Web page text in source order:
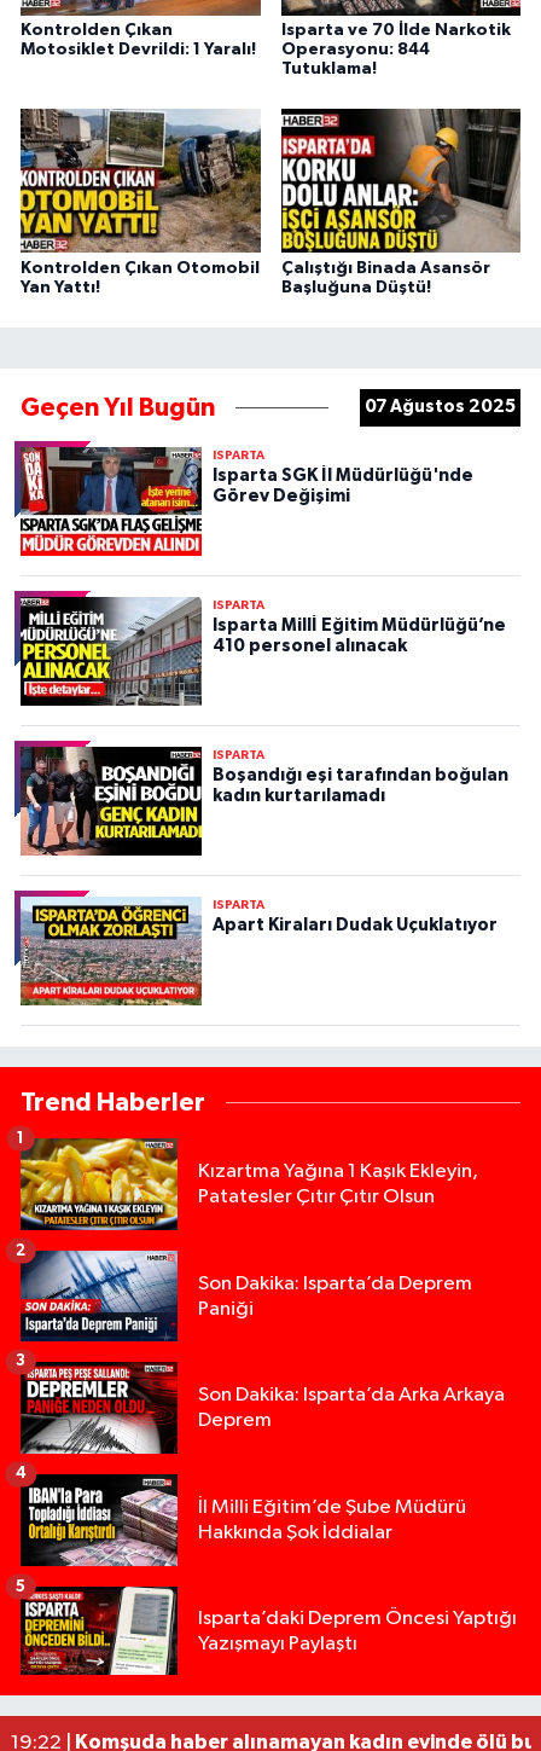
Kontrolden Çıkan
Motosiklet Devrildi: 1 Yaralı!
Isparta ve 70 İlde Narkotik
Operasyonu: 844
Tutuklama!
Kontrolden Çıkan Otomobil
Yan Yattı!
Çalıştığı Binada Asansör
Başluğuna Düştü!
Geçen Yıl Bugün 07 Ağustos 2025
ISPARTA
Isparta SGK İl Müdürlüğü'nde
Görev Değişimi
ISPARTA
Isparta Millİ Eğitim Müdürlüğü’ne
410 personel alınacak
ISPARTA
Boşandığı eşi tarafından boğulan
kadın kurtarılamadı
ISPARTA
Apart Kiraları Dudak Uçuklatıyor
Trend Haberler
Kızartma Yağına 1 Kaşık Ekleyin,
Patatesler Çıtır Çıtır Olsun
1
Son Dakika: Isparta’da Deprem
Paniği
2
Son Dakika: Isparta’da Arka Arkaya
Deprem
3
İl Milli Eğitim’de Şube Müdürü
Hakkında Şok İddialar
4
Isparta’daki Deprem Öncesi Yaptığı
Yazışmayı Paylaştı
5
13:00 |Yığılca'da kardeşler arasındaki silahlı kavgada
12:48 |Tur teknesi çalışanlarının birbirine girdiği kavga
02:26 |MOTOSİKLETLE ÇARPIŞAN OTOMOBİL GÜL
19:22 |
Komşuda haber alınamayan kadın evinde ölü